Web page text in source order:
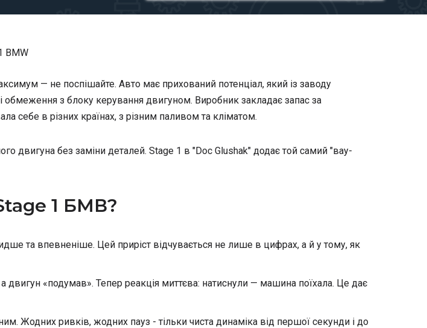
BMW
— не поспішайте. Авто має прихований потенціал, який із заводу
з блоку керування двигуном. Виробник закладає запас за
в різних країнах, з різним паливом та кліматом.
двигуна без заміни деталей. Stage 1 в "Doc Glushak" додає той самий "вау-
1 БМВ?
та впевненіше. Цей приріст відчувається не лише в цифрах, а й у тому, як
двигун «подумав». Тепер реакція миттєва: натиснули — машина поїхала. Це дає
Жодних ривків, жодних пауз - тільки чиста динаміка від першої секунди і до